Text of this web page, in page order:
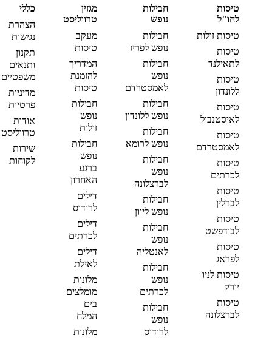
טיסות
לחו"ל
טיסות זולות
טיסות
לתאילנד
טיסות
ללונדון
טיסות
לאיסטנבול
טיסות
לאמסטרדם
טיסות
לכרתים
טיסות
לברלין
טיסות
לבודפשט
טיסות
לפראג
טיסות לניו
יורק
טיסות
לברצלונה
חבילות
נופש
חבילות
נופש לפריז
חבילות
נופש
לאמסטרדם
חבילות
נופש ללונדון
חבילות
נופש לרומא
חבילות
נופש
לברצלונה
חבילות
נופש ליוון
חבילות
נופש
לאנטליה
חבילות
נופש
לכרתים
חבילות
נופש
לרודוס
מגזין
טרווליסט
מעקב
טיסות
המדריך
להזמנת
טיסות
חבילות
נופש
זולות
חבילות
נופש
ברגע
האחרון
דילים
לרודוס
דילים
לכרתים
דילים
לאילת
מלונות
מומלצים
בים
המלח
מלונות
כללי
הצהרת
נגישות
תקנון
ותנאים
משפטיים
מדיניות
פרטיות
אודות
טרווליסט
שירות
לקוחות